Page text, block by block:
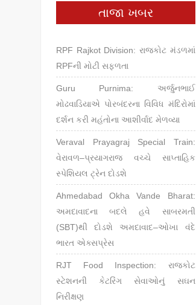
તાજા ખબર
RPF Rajkot Division: રાજકોટ મંડળમાં
RPFની મોટી સફળતા
Guru Purnima: અર્જુનભાઈ
મોઢવાડિયાએ પોરબંદરના વિવિધ મંદિરોમાં
દર્શન કરી મહંતોના આશીર્વાદ મેળવ્યા
Veraval Prayagraj Special Train:
વેરાવળ–પ્રયાગરાજ વચ્ચે સાપ્તાહિક
સ્પેશિયલ ટ્રેન દોડશે
Ahmedabad Okha Vande Bharat:
અમદાવાદના બદલે હવે સાબરમતી
(SBT)થી દોડશે અમદાવાદ–ઓખા વંદે
ભારત એક્સપ્રેસ
RJT Food Inspection: રાજકોટ
સ્ટેશનની કેટરિંગ સેવાઓનું સઘન
નિરીક્ષણ